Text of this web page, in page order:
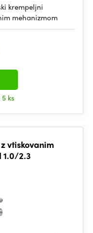
krempeljni
mehanizmom
5 ks
vtiskovanim
1.0/2.3